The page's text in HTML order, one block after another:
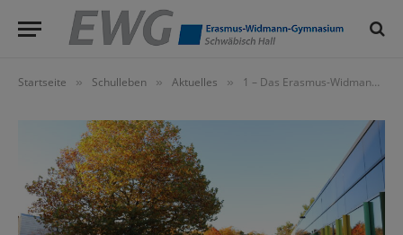
Startseite » Schulleben » Aktuelles » 1 – Das Erasmus-Widmann-Gymnasium